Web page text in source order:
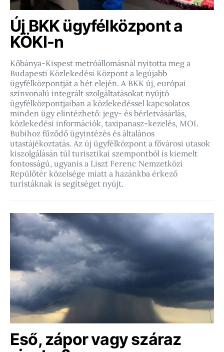
Új BKK ügyfélközpont a
KÖKI-n
Kőbánya-Kispest metróállomásnál nyitotta meg a
Budapesti Közlekedési Központ a legújabb
ügyfélközpontját a hét elején. A BKK új, európai
színvonalú integrált szolgáltatásokat nyújtó
ügyfélközpontjaiban a közlekedéssel kapcsolatos
minden ügy elintézhető: jegy- és bérletvásárlás,
közlekedési információk, taxipanasz-kezelés, MOL
Bubihoz fűződő ügyintézés és általános
utastájékoztatás. Az új ügyfélközpont a fővárosi utasok
kiszolgálásán túl turisztikai szempontból is kiemelt
fontosságú, ugyanis a Liszt Ferenc Nemzetközi
Repülőtér közelsége miatt a hazánkba érkező
turistáknak is segítséget nyújt.
Eső, zápor vagy száraz